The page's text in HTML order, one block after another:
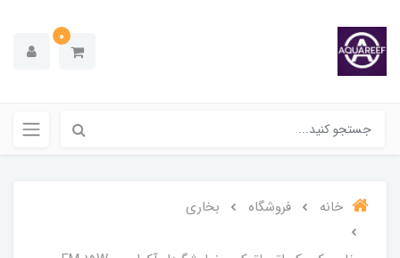
0
خانه فروشگاه بخاری